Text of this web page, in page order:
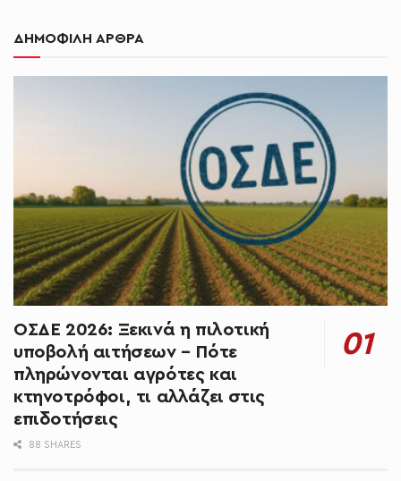
ΔΗΜΟΦΙΛΗ ΑΡΘΡΑ
ΟΣΔΕ 2026: Ξεκινά η πιλοτική
υποβολή αιτήσεων – Πότε
πληρώνονται αγρότες και
κτηνοτρόφοι, τι αλλάζει στις
επιδοτήσεις
88 SHARES